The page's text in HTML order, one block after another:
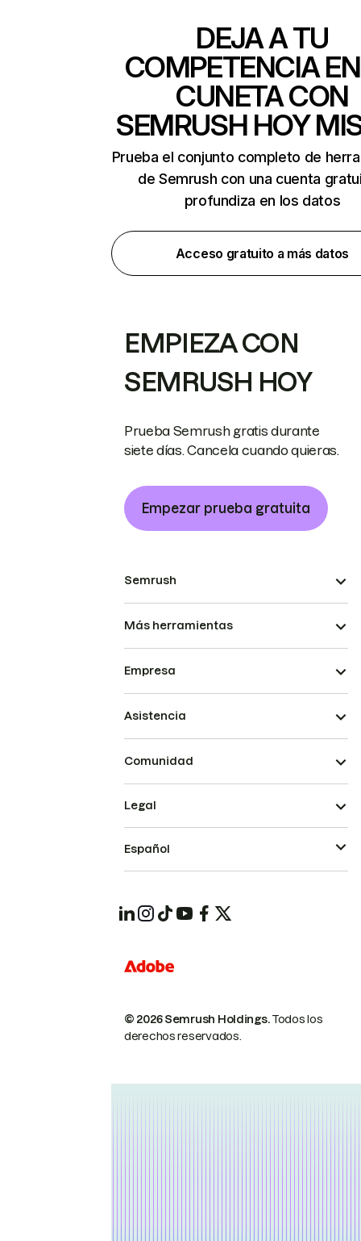
DEJA A TU
COMPETENCIA
CUNETA CON
SEMRUSH HOY
Prueba el conjunto completo de
de Semrush con una cuenta
profundiza en los datos
Acceso gratuito a más datos
EMPIEZA CON
SEMRUSH HOY
Prueba Semrush gratis durante
siete días. Cancela cuando quieras.
Empezar prueba gratuita
Semrush
Más herramientas
Empresa
Asistencia
Comunidad
© 2026 Semrush Holdings.Todos los
derechos reservados.
Legal
Español